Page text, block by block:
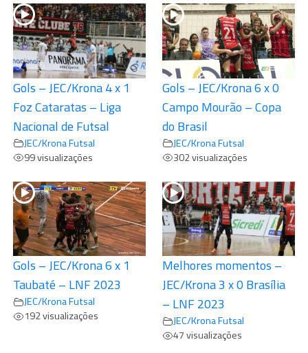
Gols – JEC/Krona 4 x 1
Foz Cataratas – Liga
Nacional de Futsal
JEC/Krona Futsal
99 visualizações
Gols – JEC/Krona 6 x 0
Campo Mourão – Copa
do Brasil
JEC/Krona Futsal
302 visualizações
Gols – JEC/Krona 6 x 1
Taubaté – LNF 2023
JEC/Krona Futsal
192 visualizações
Melhores momentos –
JEC/Krona 3 x 0 Brasília
– LNF 2023
JEC/Krona Futsal
47 visualizações